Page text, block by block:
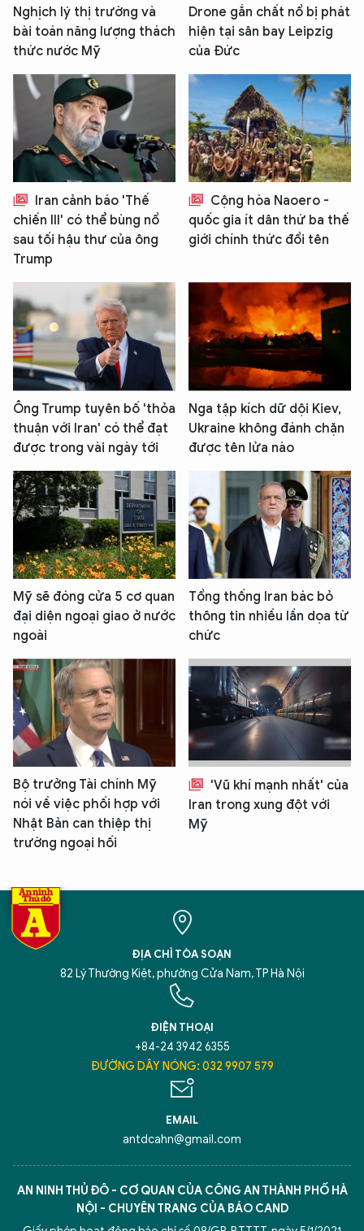
Nghịch lý thị trường và
bài toán năng lượng thách
thức nước Mỹ
Drone gắn chất nổ bị phát
hiện tại sân bay Leipzig
của Đức
Iran cảnh báo 'Thế
chiến III' có thể bùng nổ
sau tối hậu thư của ông
Trump
Cộng hòa Naoero -
quốc gia ít dân thứ ba thế
giới chính thức đổi tên
Ông Trump tuyên bố 'thỏa
thuận với Iran' có thể đạt
được trong vài ngày tới
Nga tập kích dữ dội Kiev,
Ukraine không đánh chặn
được tên lửa nào
Mỹ sẽ đóng cửa 5 cơ quan
đại diện ngoại giao ở nước
ngoài
Tổng thống Iran bác bỏ
thông tin nhiều lần dọa từ
chức
Bộ trưởng Tài chính Mỹ
nói về việc phối hợp với
Nhật Bản can thiệp thị
trường ngoại hối
'Vũ khí mạnh nhất' của
Iran trong xung đột với
Mỹ
ĐỊA CHỈ TÒA SOẠN
82 Lý Thường Kiệt, phường Cửa Nam, TP Hà Nội
ĐIỆN THOẠI
+84-24 3942 6355
ĐƯỜNG DÂY NÓNG: 032 9907 579
EMAIL
antdcahn@gmail.com
AN NINH THỦ ĐÔ - CƠ QUAN CỦA CÔNG AN THÀNH PHỐ HÀ
NỘI - CHUYÊN TRANG CỦA BÁO CAND